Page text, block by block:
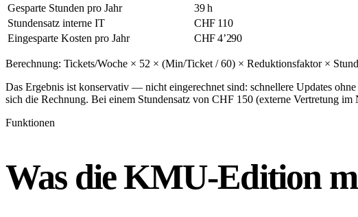
Gesparte Stunden pro Jahr
39 h
Stundensatz interne IT
CHF 110
Eingesparte Kosten pro Jahr
CHF 4’290
Berechnung: Tickets/Woche × 52 × (Min/Ticket / 60) × Reduktionsfaktor ×
Das Ergebnis ist konservativ — nicht eingerechnet sind: schnellere Updates
sich die Rechnung. Bei einem Stundensatz von CHF 150 (externe Vertretung im
Funktionen
Was die KMU-Edition